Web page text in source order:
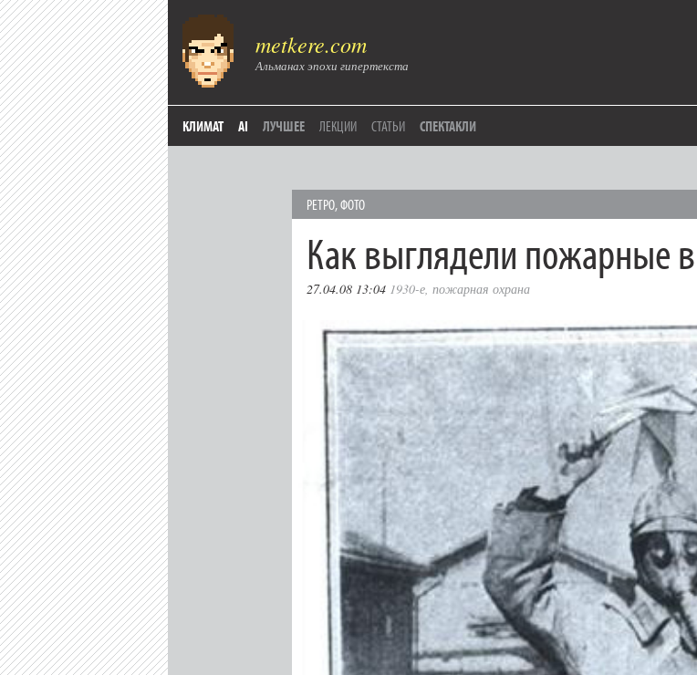
metkere.com
Альманах эпохи гипертекста
КЛИМАТ AI ЛУЧШЕЕ ЛЕКЦИИ СТАТЬИ СПЕКТАКЛИ
РЕТРО,ФОТО
Как выглядели пожарные
27.04.08 13:04 1930-е, пожарная охрана